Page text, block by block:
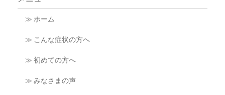
≫ ホーム
≫ こんな症状の方へ
≫ 初めての方へ
≫ みなさまの声